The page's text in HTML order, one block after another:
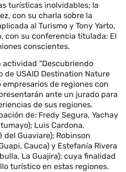
turísticas inolvidables; la
con su charla sobre la
al Turismo y Tony Yarto,
con su conferencia titulada: El
conscientes.
“Descubriendo
de USAID Destination Nature
de regiones con
ante un jurado para
de sus regiones.
de: Fredy Segura, Yachay
Luis Cardona,
Guaviare); Robinson
Cauca) y Estefanía Rivera
La Guajira); cuya finalidad
turístico en estas regiones.